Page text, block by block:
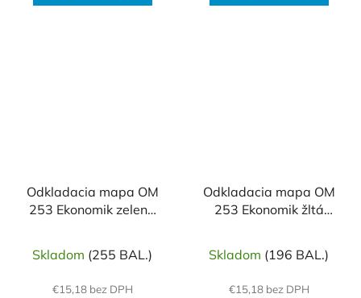
Odkladacia mapa OM
253 Ekonomik zelená
Skladom (255 BAL.)
€15,18 bez DPH
Odkladacia mapa OM
253 Ekonomik žltá
Skladom (196 BAL.)
€15,18 bez DPH